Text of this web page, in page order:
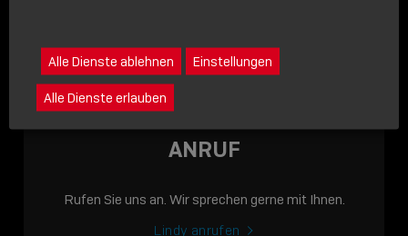
ANRUF
Rufen Sie uns an. Wir sprechen gerne mit Ihnen.
Lindy anrufen
Alle Dienste ablehnen Einstellungen
Alle Dienste erlauben